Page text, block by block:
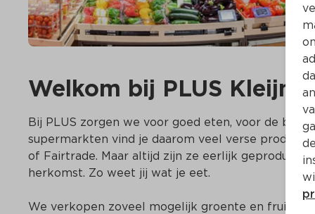
Welkom bij PLUS
Bij PLUS zorgen we voor goed eten, voor de buurt
supermarkten vind je daarom veel verse
of Fairtrade. Maar altijd zijn ze eerlijk
herkomst. Zo weet jij wat je eet.
We verkopen zoveel mogelijk groente en fruit uit